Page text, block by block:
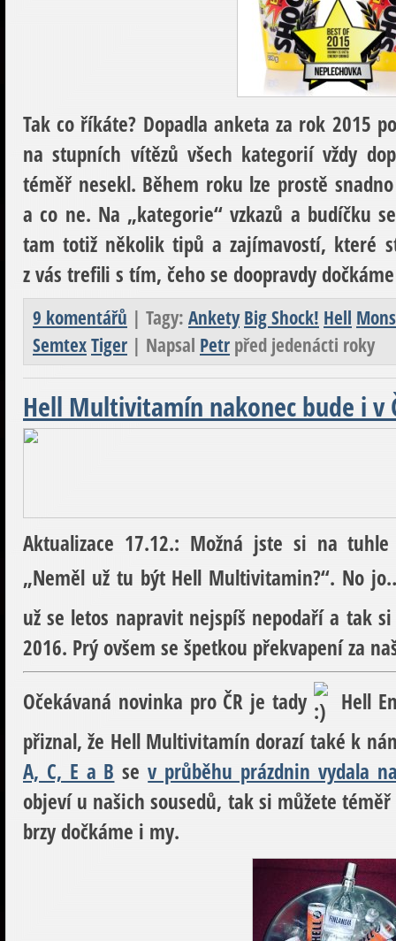
Tak co říkáte? Dopadla anketa za rok 2015
na stupních vítězů všech kategorií vždy
téměř nesekl. Během roku lze prostě
a co ne. Na „kategorie“ vzkazů a budíčku
tam totiž několik tipů a zajímavostí, které
z vás trefili s tím, čeho se doopravdy
9 komentářů | Tagy: Ankety Big Shock! Hell
SemtexTiger | Napsal Petr před jedenácti roky
Hell Multivitamín nakonec bude i v
Aktualizace 17.12.: Možná jste si na
„Neměl už tu být Hell Multivitamin?“. No
už se letos napravit nejspíš nepodaří a tak
2016. Prý ovšem se špetkou překvapení za
Očekávaná novinka pro ČR je tady
Hell
přiznal, že Hell Multivitamín dorazí také k
A, C, E a B sev průběhu prázdnin vydala
objeví u našich sousedů, tak si můžete
brzy dočkáme i my.